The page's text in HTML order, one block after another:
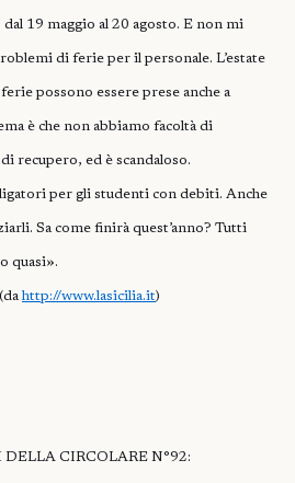
19 maggio al 20 agosto. E non mi
di ferie per il personale. L’estate
possono essere prese anche a
è che non abbiamo facoltà di
recupero, ed è scandaloso.
per gli studenti con debiti. Anche
Sa come finirà quest’anno? Tutti
quasi».
http://www.lasicilia.it)
CIRCOLARE N°92: